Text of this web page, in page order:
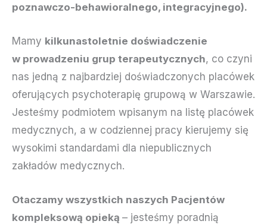
poznawczo-behawioralnego, integracyjnego).
Mamy kilkunastoletnie doświadczenie
w prowadzeniu grup terapeutycznych, co czyni
nas jedną z najbardziej doświadczonych placówek
oferujących psychoterapię grupową w Warszawie.
Jesteśmy podmiotem wpisanym na listę placówek
medycznych, a w codziennej pracy kierujemy się
wysokimi standardami dla niepublicznych
zakładów medycznych.
Otaczamy wszystkich naszych Pacjentów
kompleksową opieką – jesteśmy poradnią